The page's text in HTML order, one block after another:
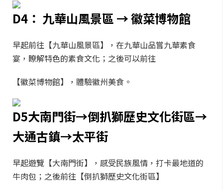
D4： 九華山風景區 → 徽菜博物館
早起前往【九華山風景區】，在九華山品嘗九華素食
宴，瞭解特色的素食文化；之後可以前往
【徽菜博物館】，體驗徽州美食。
D5大南門街→倒扒獅歷史文化街區→
大通古鎮→太平街
早起遊覽【大南門街】，感受民族風情，打卡最地道的
牛肉包；之後前往【倒扒獅歷史文化街區】